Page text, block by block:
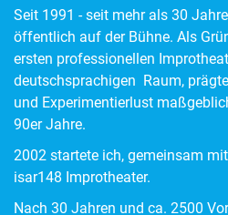
Seit 1991 - seit mehr als 30
öffentlich auf der Bühne. Als
ersten professionellen
deutschsprachigen Raum,
und Experimentierlust
90er Jahre.
2002 startete ich, gemeinsam
isar148 Improtheater.
Nach 30 Jahren und ca. 2500